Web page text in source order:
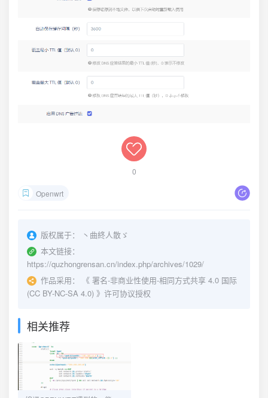
0
Openwrt
版权属于：
丶曲終人散ゞ
本文链接：
https://quzhongrensan.cn/index.php/archives/1029/
作品采用：
《 署名-非商业性使用-相同方式共享 4.0 国际
(CC BY-NC-SA 4.0) 》许可协议授权
相关推荐